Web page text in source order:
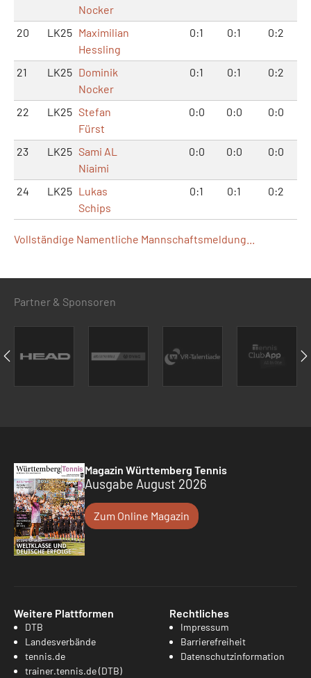
Nocker
20 LK25 Maximilian
Hessling
0:1 0:1 0:2
21 LK25 Dominik
Nocker
0:1 0:1 0:2
22 LK25 Stefan
Fürst
0:0 0:0 0:0
23 LK25 Sami AL
Niaimi
0:0 0:0 0:0
24 LK25 Lukas
Schips
0:1 0:1 0:2
Vollständige Namentliche Mannschaftsmeldung...
Partner & Sponsoren
Magazin Württemberg Tennis
Ausgabe August 2026
Zum Online Magazin
Weitere Plattformen
DTB
Landesverbände
tennis.de
trainer.tennis.de (DTB)
Rechtliches
Impressum
Barrierefreiheit
Datenschutzinformation